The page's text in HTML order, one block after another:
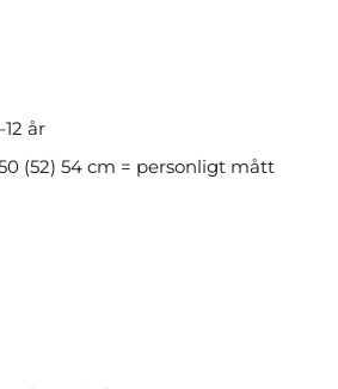
år
(52) 54 cm = personligt mått